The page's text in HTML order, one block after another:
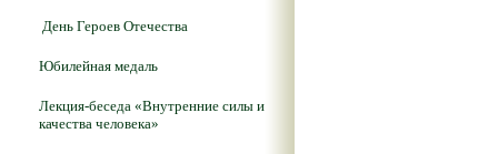
День Героев Отечества
Юбилейная медаль
Лекция-беседа «Внутренние силы и
качества человека»